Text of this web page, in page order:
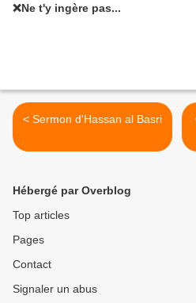
❌Ne t'y ingère pas...
< Sermon d'Hassan al Basri
Hébergé par Overblog
Top articles
Pages
Contact
Signaler un abus